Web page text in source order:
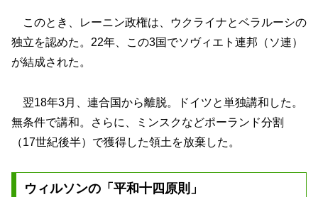
このとき、レーニン政権は、ウクライナとベラルーシの
独立を認めた。22年、この3国でソヴィエト連邦（ソ連）
が結成された。
翌18年3月、連合国から離脱。ドイツと単独講和した。
無条件で講和。さらに、ミンスクなどポーランド分割
（17世紀後半）で獲得した領土を放棄した。
ウィルソンの「平和十四原則」